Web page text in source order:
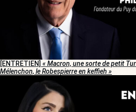
[ENTRETIEN] « Macron, une sorte de petit
Mélenchon, le Robespierre en keffieh »